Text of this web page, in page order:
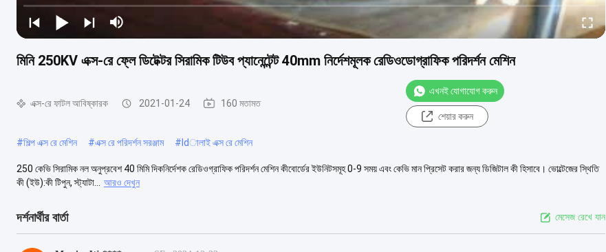
মিনি 250KV এক্স-রে ফ্লে ডিটেক্টর সিরামিক টিউব প্যানেন্টেন্ট 40mm নির্দেশমূলক রেডিওডোগ্রাফিক পরিদর্শন মেশিন
এক্স-রে ফাটল আবিষ্কারক 2021-01-24 160 মতামত
এখনই যোগাযোগ করুন
শেয়ার করুন
#শিল্প এক্স রে মেশিন #এক্স রে পরিদর্শন সরঞ্জাম #ldালাই এক্স রে মেশিন
250 কেভি সিরামিক নল অনুপ্রবেশ 40 মিমি দিকনির্দেশক রেডিওগ্রাফিক পরিদর্শন মেশিন কীবোর্ডের ইউনিটসমূহ 0-9 সময় এবং কেভি মান প্রিসেট করার জন্য ডিজিটাল কী হিসাবে। ভোল্টেজের স্থিতি
কী (ইউ):কী টিপুন, স্ট্যাটা...
আরও দেখুন
দর্শনার্থীর বার্তা মেসেজ রেখে যান